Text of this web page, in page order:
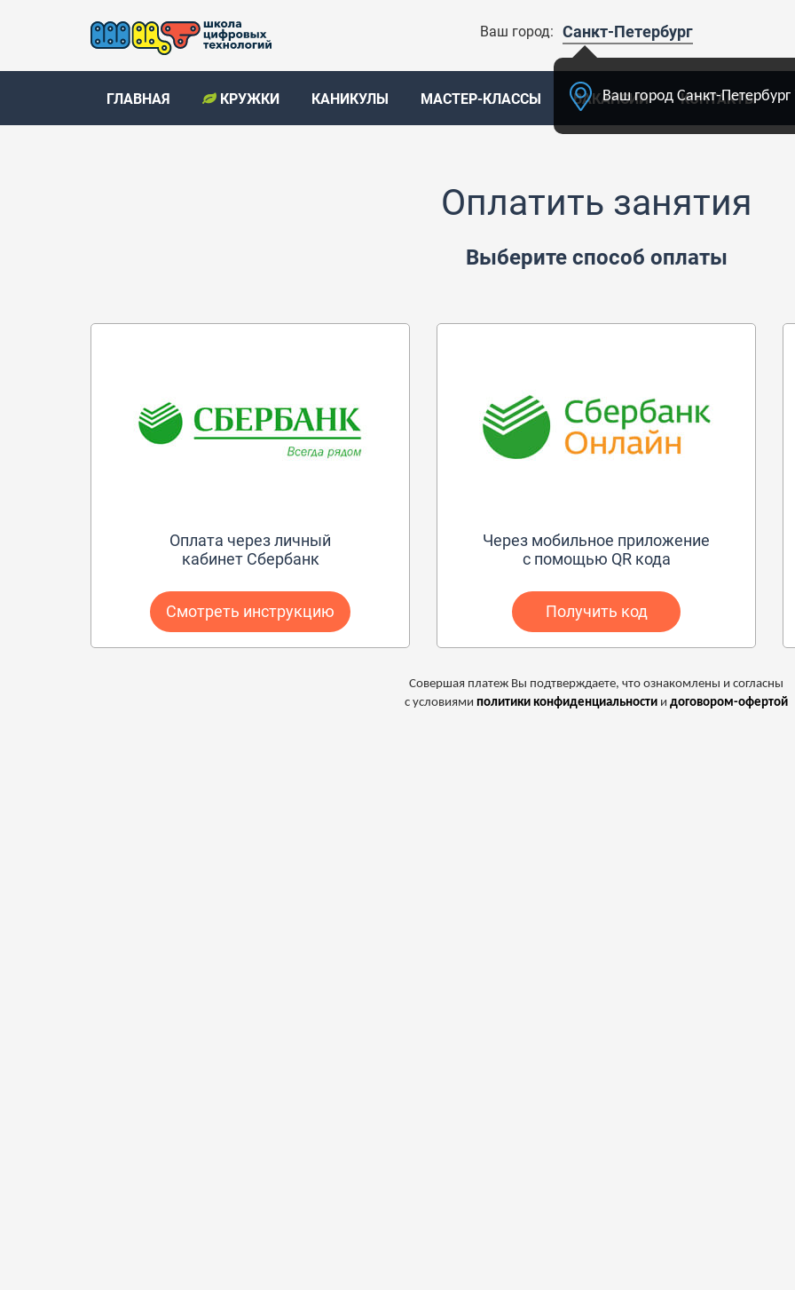
Ваш город: Санкт-Петербург
Ваш город Санкт-Петербург
ГЛАВНАЯ КРУЖКИ КАНИКУЛЫ МАСТЕР-КЛАССЫ ВАКАНСИИ КОНТАКТЫ
Оплатить занятия
Выберите способ оплаты
Оплата через личный
кабинет Сбербанк
Смотреть инструкцию
Через мобильное приложение
с помощью QR кода
Получить код
Совершая платеж Вы подтверждаете, что ознакомлены и согласны
с условиями политики конфиденциальности и договором-офертой